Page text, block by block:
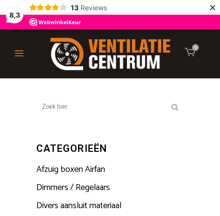
8,3
13 Reviews ×
0
CATEGORIEËN
Afzuig boxen Airfan
Dimmers / Regelaars
Divers aansluit materiaal